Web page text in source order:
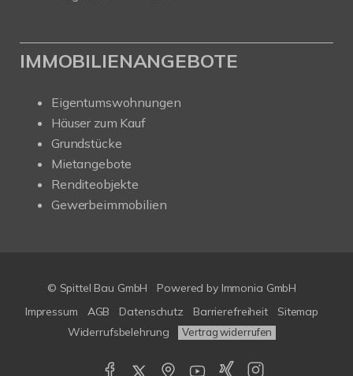
IMMOBILIENANGEBOTE
Eigentumswohnungen
Häuser zum Kauf
Grundstücke
Mietangebote
Renditeobjekte
Gewerbeimmobilien
© Spittel Bau GmbH Powered by Immonia GmbH
Impressum
AGB Datenschutz Barrierefreiheit
Sitemap
Widerrufsbelehrung
Vertrag widerrufen